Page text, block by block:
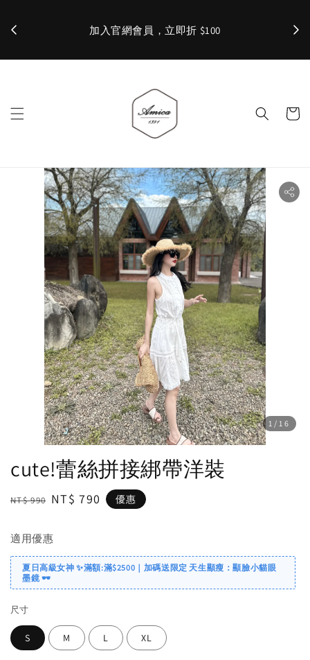
加入官網會員，立即折 $100 ✨
1 /16
cute!蕾絲拼接綁帶洋裝
Regular
NT$ 990 Sale
NT$ 790 優惠
適用優惠
夏日高級女神 ✨滿額:滿$2500｜加碼送限定 天生顯瘦：顯臉小貓眼
墨鏡 🕶️
尺寸
S M L XL